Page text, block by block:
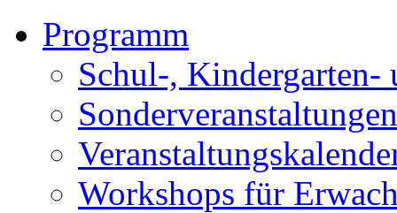
Programm
Schul-, Kindergarten-
Sonderveranstaltungen
Workshops für